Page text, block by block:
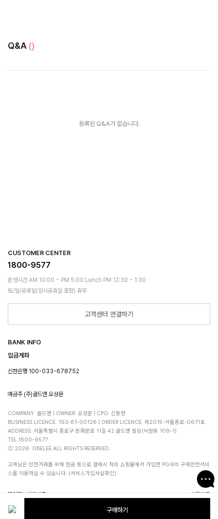
구매하기
Q&A ()
등록된 Q&A가 없습니다.
CUSTOMER CENTER
1800-9577
운영시간 AM 10:00 ~ PM 5:00 Lunch PM 12:30 ~ 1:30
토/일/공휴일(임시공휴일 포함) 휴무
고객센터 연결하기
BANK INFO
입금계좌
신한은행 100-033-678752
예금주 (주)골드앤 오성문
COMPANY. 골드앤 | OWNER. 오성문 | CPO. 신동현
BUSINESS LICENCE. 193-81-00126 | ORDER LICENCE. 제2015-서울종로-0671호
ADDRESS. 서울특별시 종로구 돈화문로 11길 42 골드앤 빌딩(낙원동 109-1)
TEL.1800-9577
ⓒ 2026. OBELEE ALL RIGHTS RESERVED.
고객님은 안전거래를 위해 현금 등으로 결제시 저희 쇼핑몰에서 가입한 PG사의 구매안전서비
스를 이용하실 수 있습니다. (서비스가입사실확인)
개인정보처리방침 이용약관